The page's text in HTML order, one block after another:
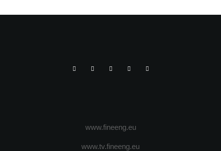
www.fineeng.eu
www.tv.fineeng.eu